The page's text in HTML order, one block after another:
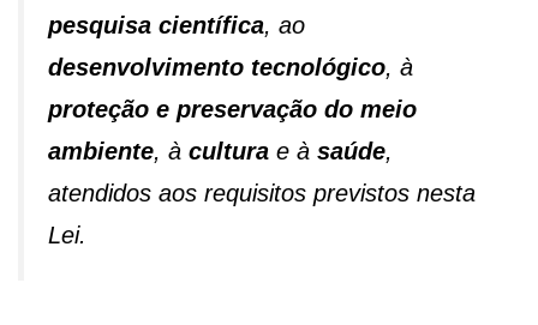
pesquisa científica, ao
desenvolvimento tecnológico, à
proteção e preservação do meio
ambiente, à cultura e à saúde,
atendidos aos requisitos previstos nesta
Lei.